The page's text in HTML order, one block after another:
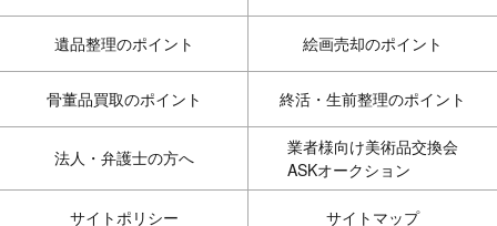
遺品整理のポイント 絵画売却のポイント
骨董品買取のポイント 終活・生前整理のポイント
法人・弁護士の方へ
業者様向け美術品交換会
ASKオークション
サイトポリシー サイトマップ